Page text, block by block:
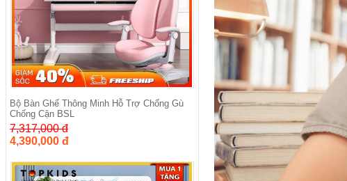
Bộ Bàn Ghế Thông Minh Hỗ Trợ Chống Gù
Chống Cận BSL
7,317,000 đ
4,390,000 đ